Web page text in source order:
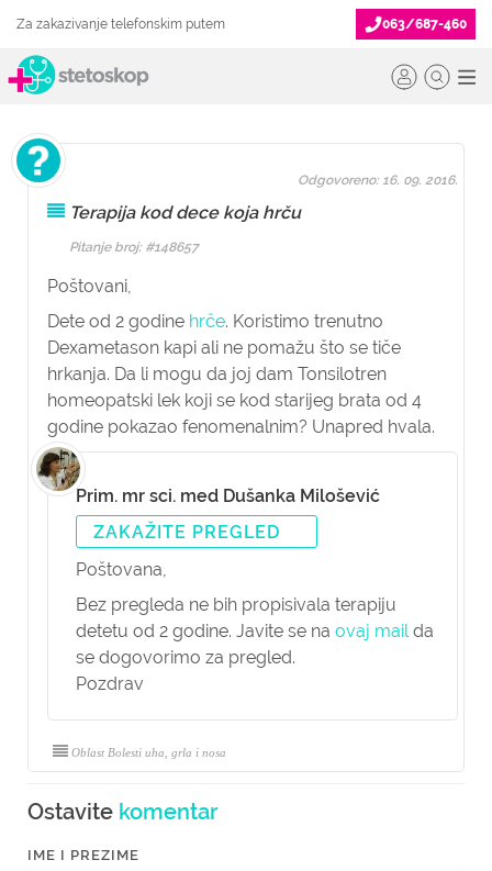
Za zakazivanje telefonskim putem 063/687-460
Terapija kod dece koja hrču
Pitanje broj: #148657
Poštovani,
Dete od 2 godine hrče. Koristimo trenutno
Dexametason kapi ali ne pomažu što se tiče
hrkanja. Da li mogu da joj dam Tonsilotren
homeopatski lek koji se kod starijeg brata od 4
godine pokazao fenomenalnim? Unapred hvala.
Odgovoreno: 16. 09. 2016.
Prim. mr sci. med Dušanka Milošević
ZAKAŽITE PREGLED
Poštovana,
Bez pregleda ne bih propisivala terapiju
detetu od 2 godine. Javite se na ovaj mailda
se dogovorimo za pregled.
Pozdrav
Oblast Bolesti uha, grla i nosa
Ostavite komentar
IME I PREZIME